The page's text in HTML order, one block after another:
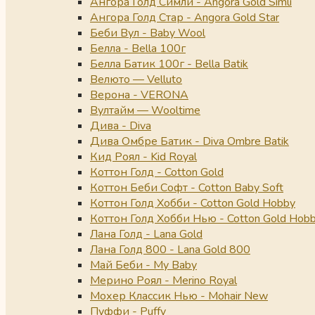
Ангора Голд Стар - Angora Gold Star
Беби Вул - Baby Wool
Белла - Bella 100г
Белла Батик 100г - Bella Batik
Велюто — Velluto
Верона - VERONA
Вултайм — Wooltime
Дива - Diva
Дива Омбре Батик - Diva Ombre Batik
Кид Роял - Kid Royal
Коттон Голд - Cotton Gold
Коттон Беби Софт - Cotton Baby Soft
Коттон Голд Хобби - Cotton Gold Hobby
Коттон Голд Хобби Нью - Cotton Gold
Лана Голд - Lana Gold
Лана Голд 800 - Lana Gold 800
Май Беби - My Baby
Мерино Роял - Merino Royal
Мохер Классик Нью - Mohair New
Пуффи - Puffy